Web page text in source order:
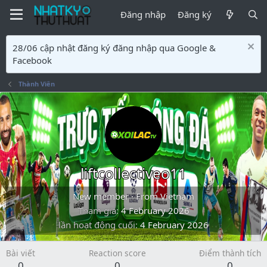
Đăng nhập Đăng ký
28/06 cập nhật đăng ký đăng nhập qua Google &
Facebook
Thành Viên
liftcollectiveo11
New member ·FromVietnam
Tham gia 4 February 2026
lần hoạt động cuối 4 February 2026
Bài viết Reaction score Điểm thành tích